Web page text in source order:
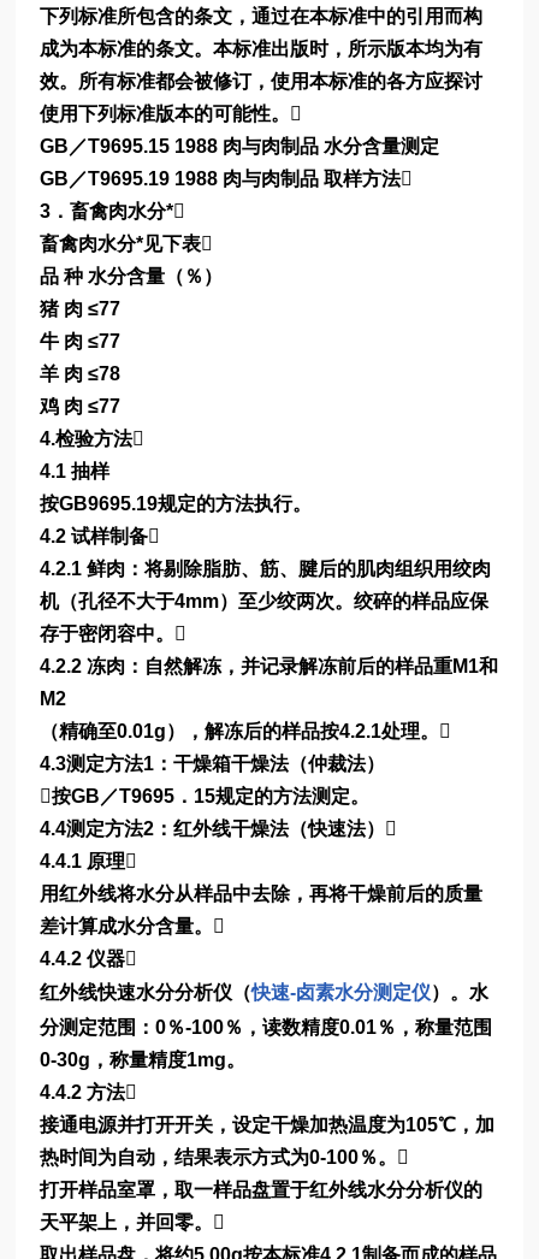
下列标准所包含的条文，通过在本标准中的引用而构
成为本标准的条文。本标准出版时，所示版本均为有
效。所有标准都会被修订，使用本标准的各方应探讨
使用下列标准版本的可能性。
GB／T9695.15 1988 肉与肉制品 水分含量测定
GB／T9695.19 1988 肉与肉制品 取样方法
3．畜禽肉水分*
畜禽肉水分*见下表
品 种 水分含量（％）
猪 肉 ≤77
牛 肉 ≤77
羊 肉 ≤78
鸡 肉 ≤77
4.检验方法
4.1 抽样
按GB9695.19规定的方法执行。
4.2 试样制备
4.2.1 鲜肉：将剔除脂肪、筋、腱后的肌肉组织用绞肉
机（孔径不大于4mm）至少绞两次。绞碎的样品应保
存于密闭容中。
4.2.2 冻肉：自然解冻，并记录解冻前后的样品重M1和
M2
（精确至0.01g），解冻后的样品按4.2.1处理。
4.3测定方法1：干燥箱干燥法（仲裁法）
按GB／T9695．15规定的方法测定。
4.4测定方法2：红外线干燥法（快速法）
4.4.1 原理
用红外线将水分从样品中去除，再将干燥前后的质量
差计算成水分含量。
4.4.2 仪器
红外线快速水分分析仪（快速-卤素水分测定仪）。水
分测定范围：0％-100％，读数精度0.01％，称量范围
0-30g，称量精度1mg。
4.4.2 方法
接通电源并打开开关，设定干燥加热温度为105℃，加
热时间为自动，结果表示方式为0-100％。
打开样品室罩，取一样品盘置于红外线水分分析仪的
天平架上，并回零。
取出样品盘，将约5.00g按本标准4.2.1制备而成的样品